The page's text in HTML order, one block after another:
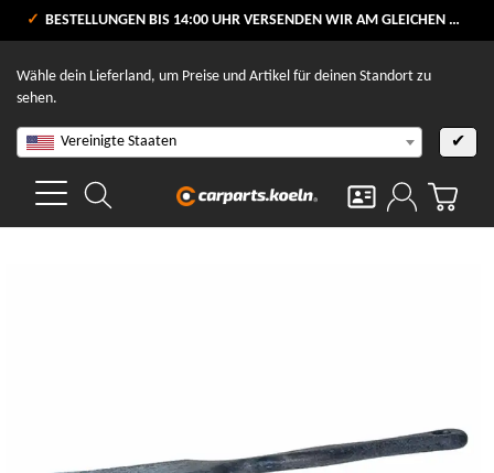
VERSANDKOSTENFREI AB 80 €
BESTELLUNGEN BIS 14:00 UHR VERSENDEN WIR AM GLEICHEN WERKTAG
Wähle dein Lieferland, um Preise und Artikel für deinen Standort zu
sehen.
Vereinigte Staaten ✔